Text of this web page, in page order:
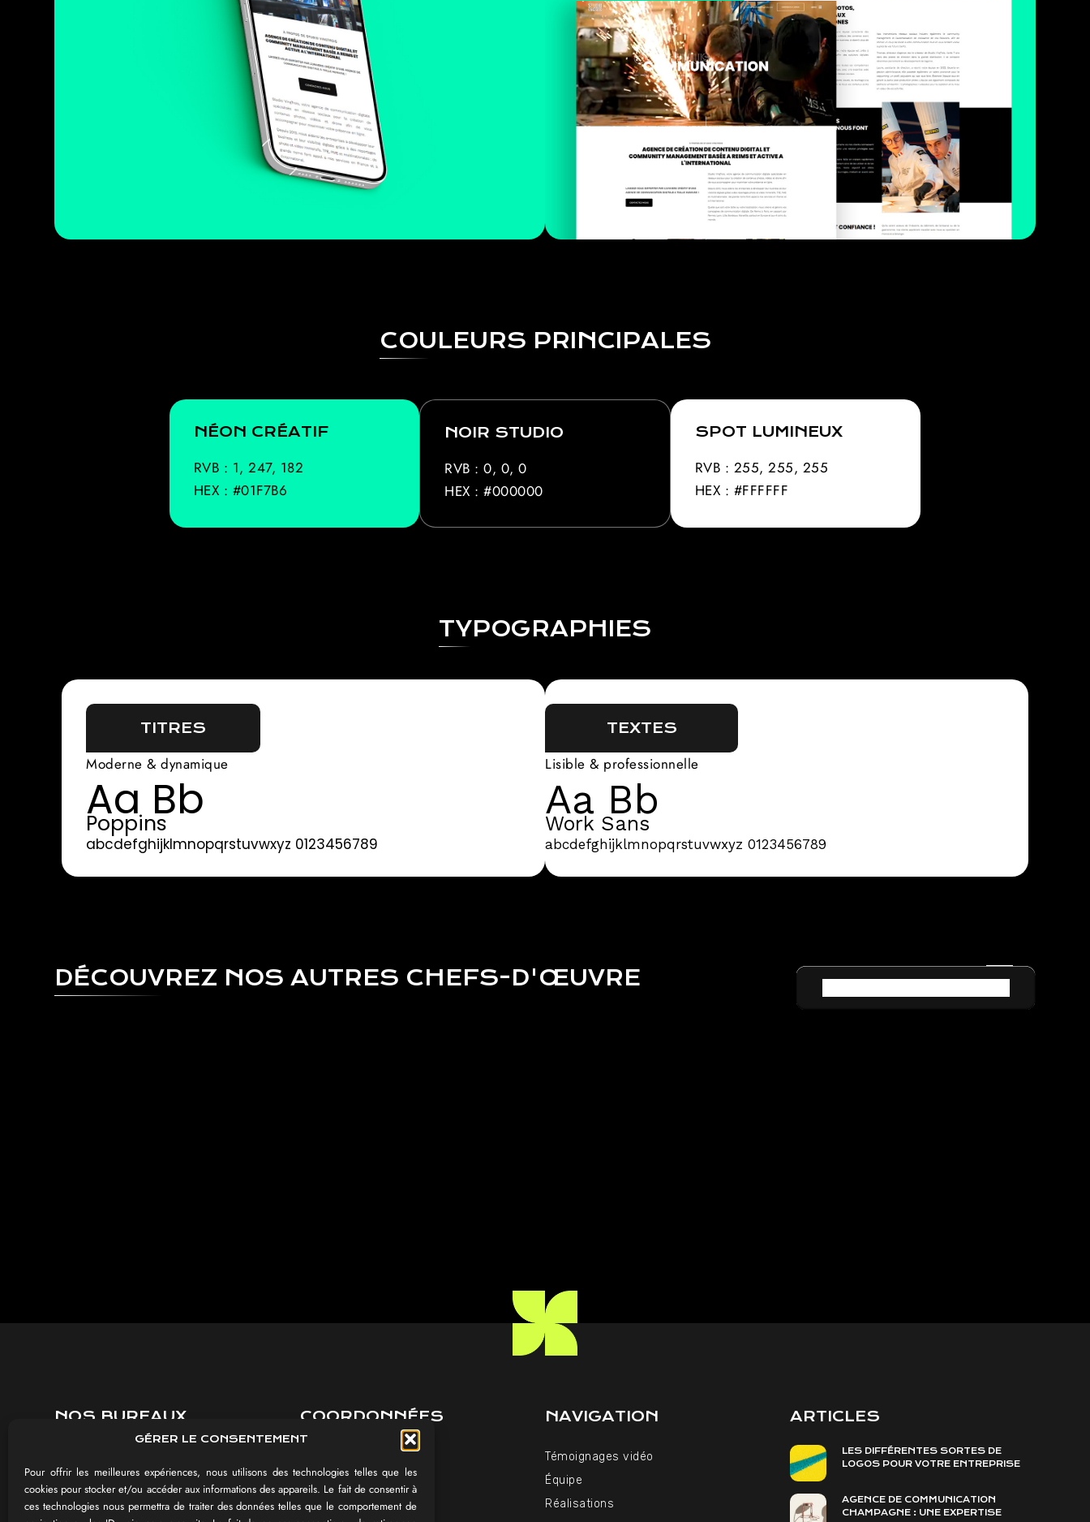
GÉRER LE CONSENTEMENT
Pour offrir les meilleures expériences, nous utilisons des technologies telles que les
cookies pour stocker et/ou accéder aux informations des appareils. Le fait de consentir à
ces technologies nous permettra de traiter des données telles que le comportement de
COULEURS PRINCIPALES
NÉON CRÉATIF
RVB : 1, 247, 182
HEX : #01F7B6
NOIR STUDIO
RVB : 0, 0, 0
HEX : #000000
SPOT LUMINEUX
RVB : 255, 255, 255
HEX : #FFFFFF
TYPOGRAPHIES
TITRES
Moderne & dynamique
Aa Bb
Poppins
abcdefghijklmnopqrstuvwxyz 0123456789
TEXTES
Lisible & professionnelle
Aa Bb
Work Sans
abcdefghijklmnopqrstuvwxyz 0123456789
DÉCOUVREZ NOS AUTRES CHEFS-D'ŒUVRE
NOS BUREAUX
51430 BEZANNES
115 rue de la Maison Blanche
COORDONNÉES
contact@impaakt.fr
du Lundi au Vendredi
NAVIGATION
Témoignages vidéo
Équipe
Réalisations
ARTICLES
LES DIFFÉRENTES SORTES DE
LOGOS POUR VOTRE ENTREPRISE
AGENCE DE COMMUNICATION
CHAMPAGNE : UNE EXPERTISE